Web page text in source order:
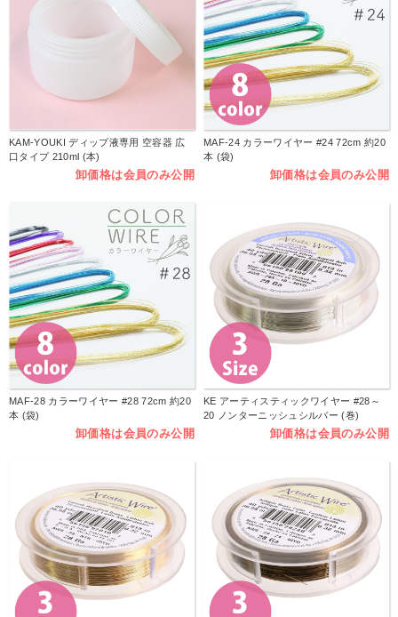
KAM-YOUKI ディップ液専用 空容器 広
口タイプ 210ml (本)
卸価格は会員のみ公開
MAF-24 カラーワイヤー #24 72cm 約20
本 (袋)
卸価格は会員のみ公開
MAF-28 カラーワイヤー #28 72cm 約20
本 (袋)
卸価格は会員のみ公開
KE アーティスティックワイヤー #28～
20 ノンターニッシュシルバー (巻)
卸価格は会員のみ公開